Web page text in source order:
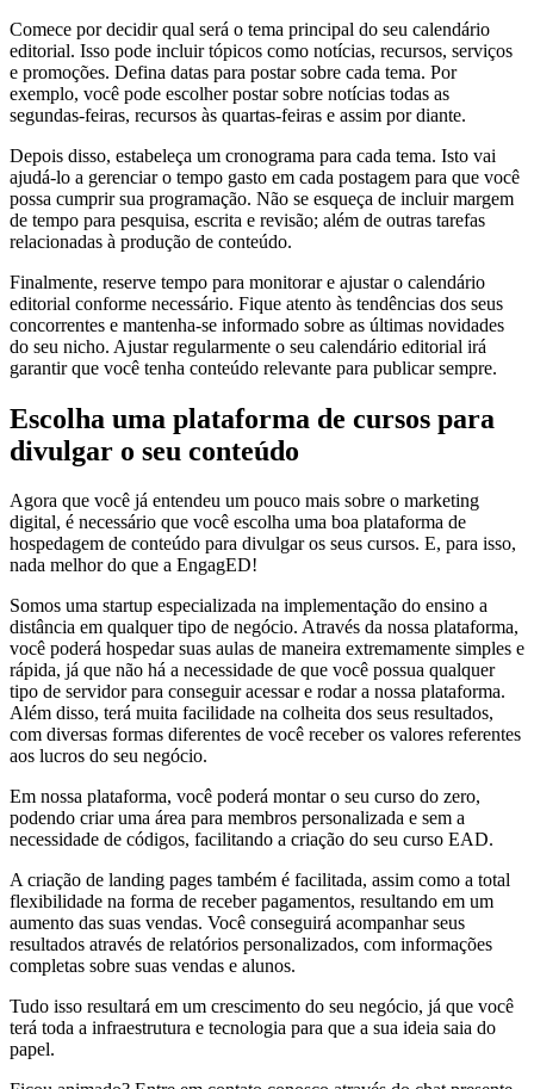
Comece por decidir qual será o tema principal do seu calendário
editorial. Isso pode incluir tópicos como notícias, recursos, serviços
e promoções. Defina datas para postar sobre cada tema. Por
exemplo, você pode escolher postar sobre notícias todas as
segundas-feiras, recursos às quartas-feiras e assim por diante.
Depois disso, estabeleça um cronograma para cada tema. Isto vai
ajudá-lo a gerenciar o tempo gasto em cada postagem para que você
possa cumprir sua programação. Não se esqueça de incluir margem
de tempo para pesquisa, escrita e revisão; além de outras tarefas
relacionadas à produção de conteúdo.
Finalmente, reserve tempo para monitorar e ajustar o calendário
editorial conforme necessário. Fique atento às tendências dos seus
concorrentes e mantenha-se informado sobre as últimas novidades
do seu nicho. Ajustar regularmente o seu calendário editorial irá
garantir que você tenha conteúdo relevante para publicar sempre.
Escolha uma plataforma de cursos para
divulgar o seu conteúdo
Agora que você já entendeu um pouco mais sobre o marketing
digital, é necessário que você escolha uma boa plataforma de
hospedagem de conteúdo para divulgar os seus cursos. E, para isso,
nada melhor do que a EngagED!
Somos uma startup especializada na implementação do ensino a
distância em qualquer tipo de negócio. Através da nossa plataforma,
você poderá hospedar suas aulas de maneira extremamente simples e
rápida, já que não há a necessidade de que você possua qualquer
tipo de servidor para conseguir acessar e rodar a nossa plataforma.
Além disso, terá muita facilidade na colheita dos seus resultados,
com diversas formas diferentes de você receber os valores referentes
aos lucros do seu negócio.
Em nossa plataforma, você poderá montar o seu curso do zero,
podendo criar uma área para membros personalizada e sem a
necessidade de códigos, facilitando a criação do seu curso EAD.
A criação de landing pages também é facilitada, assim como a total
flexibilidade na forma de receber pagamentos, resultando em um
aumento das suas vendas. Você conseguirá acompanhar seus
resultados através de relatórios personalizados, com informações
completas sobre suas vendas e alunos.
Tudo isso resultará em um crescimento do seu negócio, já que você
terá toda a infraestrutura e tecnologia para que a sua ideia saia do
papel.